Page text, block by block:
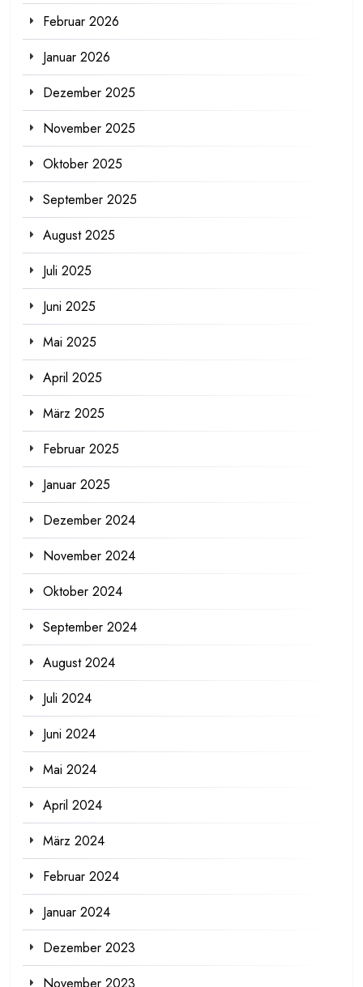
Februar 2026
Januar 2026
Dezember 2025
November 2025
Oktober 2025
September 2025
August 2025
Juli 2025
Juni 2025
Mai 2025
April 2025
März 2025
Februar 2025
Januar 2025
Dezember 2024
November 2024
Oktober 2024
September 2024
August 2024
Juli 2024
Juni 2024
Mai 2024
April 2024
März 2024
Februar 2024
Januar 2024
Dezember 2023
November 2023